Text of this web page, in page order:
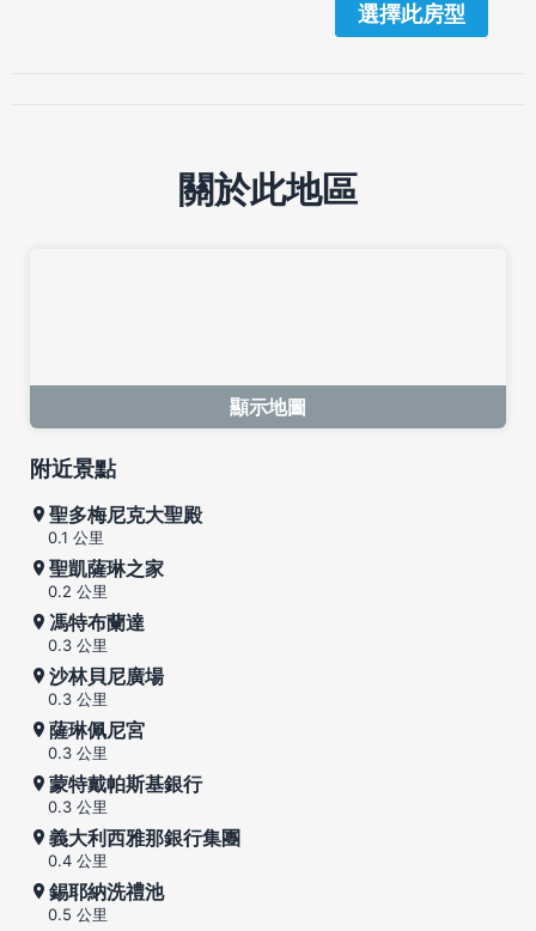
選擇此房型
關於此地區
顯示地圖
附近景點
聖多梅尼克大聖殿
0.1 公里
聖凱薩琳之家
0.2 公里
馮特布蘭達
0.3 公里
沙林貝尼廣場
0.3 公里
薩琳佩尼宮
0.3 公里
蒙特戴帕斯基銀行
0.3 公里
義大利西雅那銀行集團
0.4 公里
錫耶納洗禮池
0.5 公里